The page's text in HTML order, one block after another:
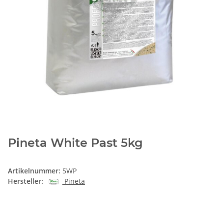
Pineta White Past 5kg
Artikelnummer: 5WP
Hersteller:
Pineta